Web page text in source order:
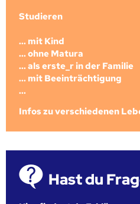
Studieren
... mit Kind
... ohne Matura
... als erste_r in der Familie
... mit Beeinträchtigung
...
Infos zu verschiedenen
Hast du